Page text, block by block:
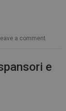
a comment
e